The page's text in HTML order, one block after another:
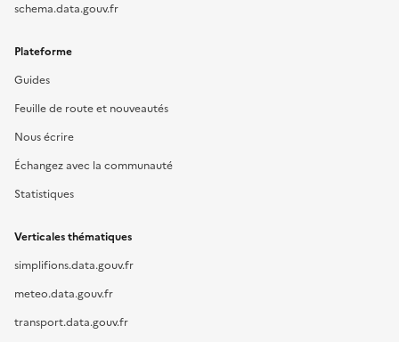
schema.data.gouv.fr
Plateforme
Guides
Feuille de route et nouveautés
Nous écrire
Échangez avec la communauté
Statistiques
Verticales thématiques
simplifions.data.gouv.fr
meteo.data.gouv.fr
transport.data.gouv.fr